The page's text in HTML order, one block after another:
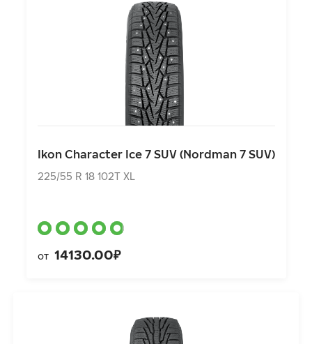
Ikon Character Ice 7 SUV (Nordman 7 SUV)
225/55 R 18 102T XL
от 14130.00₽
Ikon Character Ice 7 SUV (Nordman 7 SUV)
225/55 R 18 102T XL
от14130.00₽